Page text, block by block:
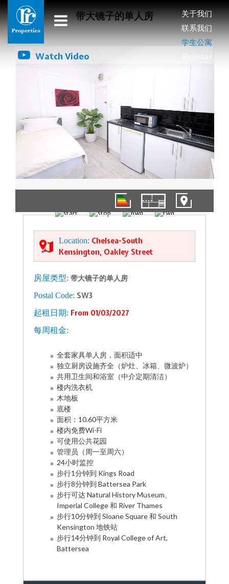
关于我们
联系我们
学生公寓
Register
带大镜子的单人房
Watch Video
Location: Chelsea-South
Kensington, Oakley Street
房屋类型: 带大镜子的单人房
Postal Code: SW3
起租日期: From 01/03/2027
每周租金:
全套家具单人房，面积适中
独立厨房设施齐全（炉灶、冰箱、微波炉）
共用卫生间和浴室（中介定期清洁）
楼内洗衣机
木地板
底楼
面积：10.60平方米
楼内免费Wi-Fi
可使用公共花园
管理员（周一至周六）
24小时监控
步行1分钟到 Kings Road
步行8分钟到 Battersea Park
步行可达 Natural History Museum、
Imperial College 和 River Thames
步行10分钟到 Sloane Square 和 South
Kensington 地铁站
步行14分钟到 Royal College of Art,
Battersea